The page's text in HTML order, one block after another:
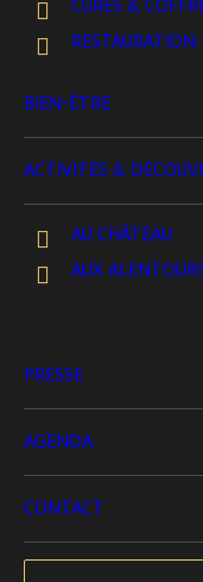
CURES &
RESTAURATION
BIEN-ÊTRE
ACTIVITÉS &
AU CHÂTEAU
AUX
PRESSE
AGENDA
CONTACT
découvrent
s’entrelacent
siècle. Puis
réflexion avec
exploration
issus des
À partir de leur
part à la
Une activité
laconnexion à
groupe
Durée : environ
Visite guidée du
en équipe.